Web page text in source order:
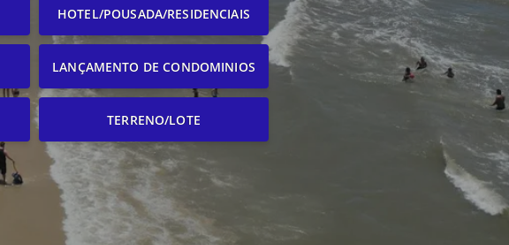
HOTEL/POUSADA/RESIDENCIAIS
LANÇAMENTO DE CONDOMINIOS
TERRENO/LOTE